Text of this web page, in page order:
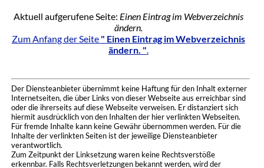
Aktuell aufgerufene Seite: Einen Eintrag im Webverzeichnis
ändern.
Zum Anfang der Seite " Einen Eintrag im Webverzeichnis
ändern. ".
Der Diensteanbieter übernimmt keine Haftung für den Inhalt externer
Internetseiten, die über Links von dieser Webseite aus erreichbar sind
oder die ihrerseits auf diese Webseite verweisen. Er distanziert sich
hiermit ausdrücklich von den Inhalten der hier verlinkten Webseiten.
Für fremde Inhalte kann keine Gewähr übernommen werden. Für die
Inhalte der verlinkten Seiten ist der jeweilige Diensteanbieter
verantwortlich.
Zum Zeitpunkt der Linksetzung waren keine Rechtsverstöße
erkennbar. Falls Rechtsverletzungen bekannt werden, wird der